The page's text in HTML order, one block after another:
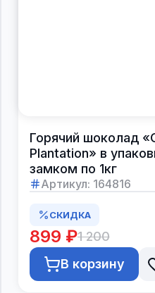
Горячий шоколад
Plantation» в
замком по 1кг
Артикул: 164816
СКИДКА
899 ₽1 200
В корзину